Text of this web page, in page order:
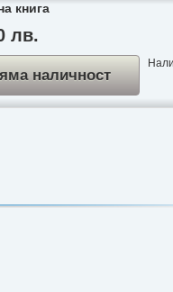
книга
лв.
наличност